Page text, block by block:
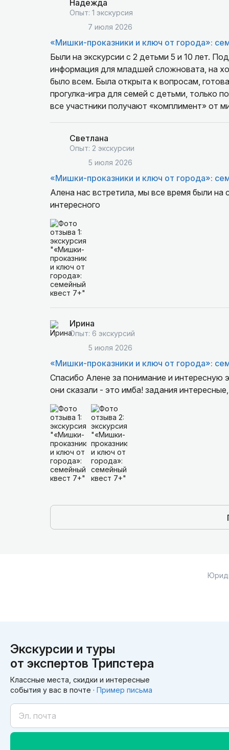
Надежда
Опыт: 1 экскурсия
7 июля 2026
«Мишки-проказники и ключ от города»:
Были на экскурсии с 2 детьми 5 и 10 лет.
информация для младшей сложновата, на
было всем. Была открыта к вопросам,
прогулка-игра для семей с детьми, только
все участники получают «комплимент» от
Светлана
Опыт: 2 экскурсии
5 июля 2026
«Мишки-проказники и ключ от города»:
Алена нас встретила, мы все время были на
интересного
Ирина
Опыт: 6 экскурсий
5 июля 2026
«Мишки-проказники и ключ от города»:
Спасибо Алене за понимание и интересную
они сказали - это имба! задания
Экскурсии и туры
от экспертов Трипстера
Классные места, скидки и интересные
события у вас в почте · Пример письма